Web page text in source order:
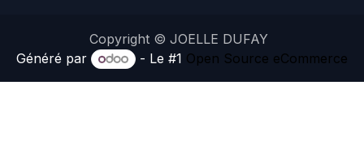
Copyright © JOELLE DUFAY
Généré par
- Le #1 Open Source eCommerce